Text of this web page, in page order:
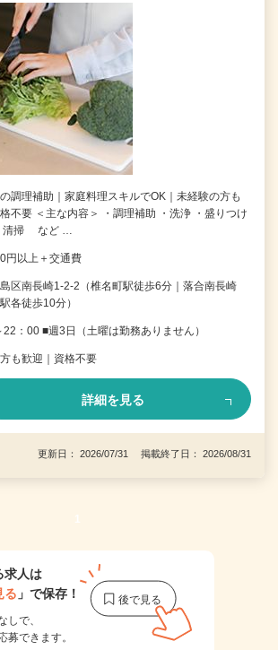
調理補助｜家庭料理スキルでOK｜未経験の方も
不要 ＜主な内容＞ ・調理補助 ・洗浄 ・盛りつけ
清掃 など …
円以上＋交通費
区南長崎1-2-2（椎名町駅徒歩6分｜落合南長崎
各徒歩10分）
：00 ■週3日（土曜は勤務ありません）
も歓迎｜資格不要
詳細を見る
更新日： 2026/07/31 掲載終了日： 2026/08/31
1
求人は
る 」で保存！
しで、
募できます。